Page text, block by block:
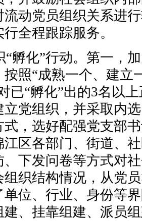
动党员组织关系进
全程跟踪服务。
“孵化”行动。第一，
照“成熟一个、建立
已“孵化”出的3名以
党组织，并采取内
，选好配强党支部
江区各部门、街道、
下发问卷等方式对
组织结构情况，从党
单位、行业、身份等
、挂靠组建、派员